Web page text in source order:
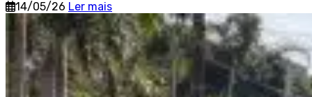
14/05/26 Ler mais